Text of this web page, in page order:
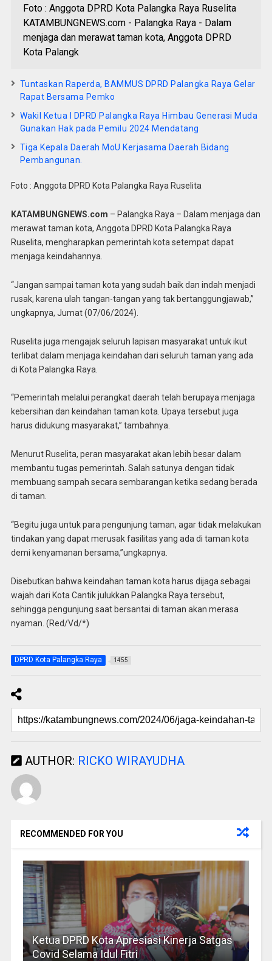
Foto : Anggota DPRD Kota Palangka Raya Ruselita
KATAMBUNGNEWS.com - Palangka Raya - Dalam
menjaga dan merawat taman kota, Anggota DPRD
Kota Palangk
Tuntaskan Raperda, BAMMUS DPRD Palangka Raya Gelar
Rapat Bersama Pemko
Wakil Ketua I DPRD Palangka Raya Himbau Generasi Muda
Gunakan Hak pada Pemilu 2024 Mendatang
Tiga Kepala Daerah MoU Kerjasama Daerah Bidang
Pembangunan.
Foto : Anggota DPRD Kota Palangka Raya Ruselita
KATAMBUNGNEWS.com – Palangka Raya – Dalam menjaga dan
merawat taman kota, Anggota DPRD Kota Palangka Raya
Ruselita, mengharapkan pemerintah kota setempat dapat
menjaga keindahannya.
“Jangan sampai taman kota yang sudah baik dan indah menjadi
rusak, karena ulah tangan-tangan yang tak bertanggungjawab,”
ungkapnya, Jumat (07/06/2024).
Ruselita juga mengajak seluruh lapisan masyarakat untuk ikut
terlibat dalam menjaga keindahan dari seluruh taman yang ada
di Kota Palangka Raya.
“Pemerintah melalui perangkat daerah telah berupaya menjaga
kebersihan dan keindahan taman kota. Upaya tersebut juga
harus didukung masyarakat,” tambahnya.
Menurut Ruselita, peran masyarakat akan lebih besar dalam
membantu tugas pemerintah. Salah satunya dengan tidak
membuang sampah secara sembarangan ketika sedang berada
di taman.
“Begitu juga untuk para pengunjung taman, agar tidak melakukan
tindakan yang dapat merusak fasilitas yang ada di taman kota
demi kenyamanan bersama,”ungkapnya.
Disebutkan bahwa keindahan taman kota harus dijaga sebagai
wajah dari Kota Cantik julukkan Palangka Raya tersebut,
sehingga pengunjung saat bersantai di taman akan merasa
nyaman. (Red/Vd/*)
DPRD Kota Palangka Raya 1455
AUTHOR: RICKO WIRAYUDHA
RECOMMENDED FOR YOU
Ketua DPRD Kota Apresiasi Kinerja Satgas
Covid Selama Idul Fitri